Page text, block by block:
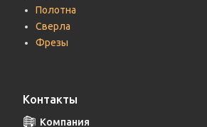
Полотна
Сверла
Фрезы
Контакты